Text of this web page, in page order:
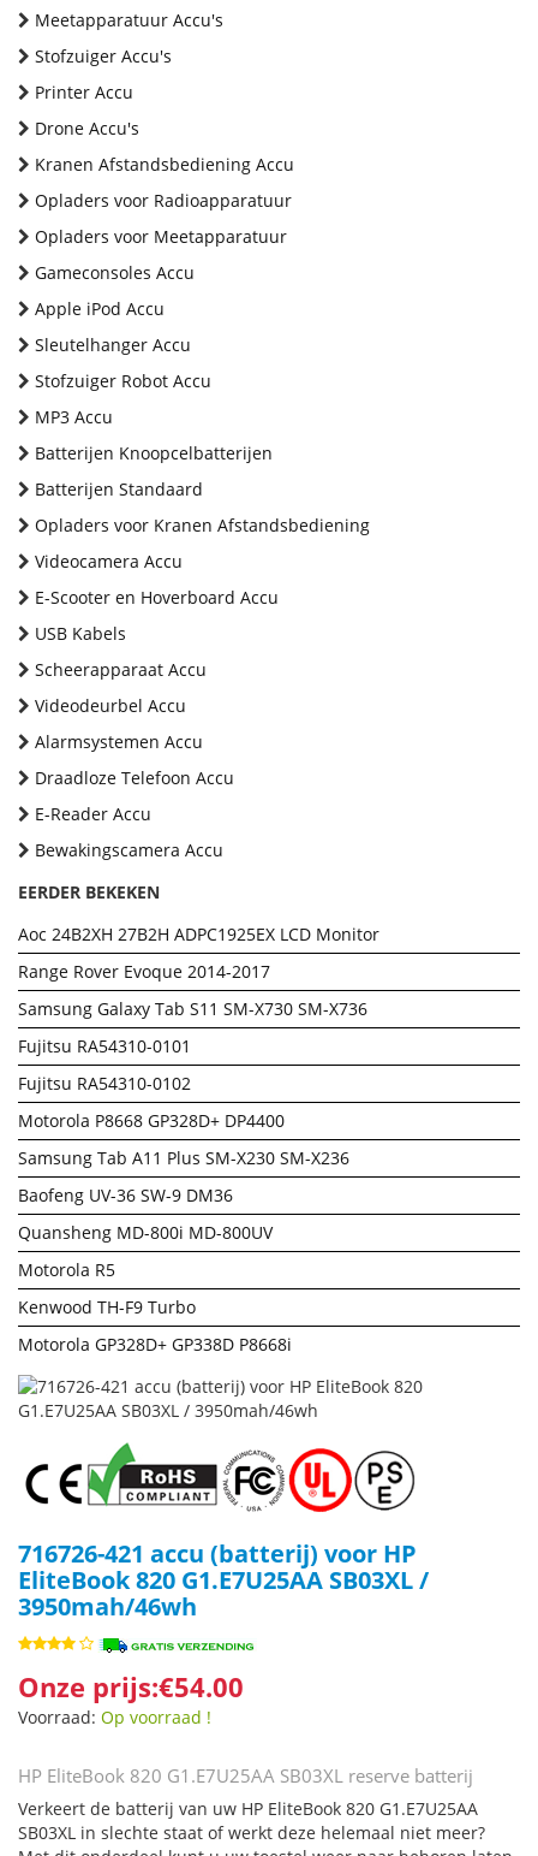
Meetapparatuur Accu's
Stofzuiger Accu's
Printer Accu
Drone Accu's
Kranen Afstandsbediening Accu
Opladers voor Radioapparatuur
Opladers voor Meetapparatuur
Gameconsoles Accu
Apple iPod Accu
Sleutelhanger Accu
Stofzuiger Robot Accu
MP3 Accu
Batterijen Knoopcelbatterijen
Batterijen Standaard
Opladers voor Kranen Afstandsbediening
Videocamera Accu
E-Scooter en Hoverboard Accu
USB Kabels
Scheerapparaat Accu
Videodeurbel Accu
Alarmsystemen Accu
Draadloze Telefoon Accu
E-Reader Accu
Bewakingscamera Accu
EERDER BEKEKEN
Aoc 24B2XH 27B2H ADPC1925EX LCD Monitor
Range Rover Evoque 2014-2017
Samsung Galaxy Tab S11 SM-X730 SM-X736
Fujitsu RA54310-0101
Fujitsu RA54310-0102
Motorola P8668 GP328D+ DP4400
Samsung Tab A11 Plus SM-X230 SM-X236
Baofeng UV-36 SW-9 DM36
Quansheng MD-800i MD-800UV
Motorola R5
Kenwood TH-F9 Turbo
Motorola GP328D+ GP338D P8668i
716726-421 accu (batterij) voor HP
EliteBook 820 G1.E7U25AA SB03XL /
3950mah/46wh
Onze prijs:€54.00
Voorraad: Op voorraad !
HP EliteBook 820 G1.E7U25AA SB03XL reserve batterij
Verkeert de batterij van uw HP EliteBook 820 G1.E7U25AA
SB03XL in slechte staat of werkt deze helemaal niet meer?